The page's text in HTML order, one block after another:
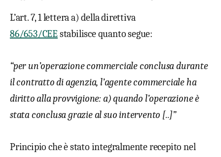
L’art. 7, 1 lettera a) della direttiva
86/653/CEEstabilisce quanto segue:
“per un’operazione commerciale conclusa durante
il contratto di agenzia, l’agente commerciale ha
diritto alla provvigione: a) quando l’operazione è
stata conclusa grazie al suo intervento [..]”
Principio che è stato integralmente recepito nel